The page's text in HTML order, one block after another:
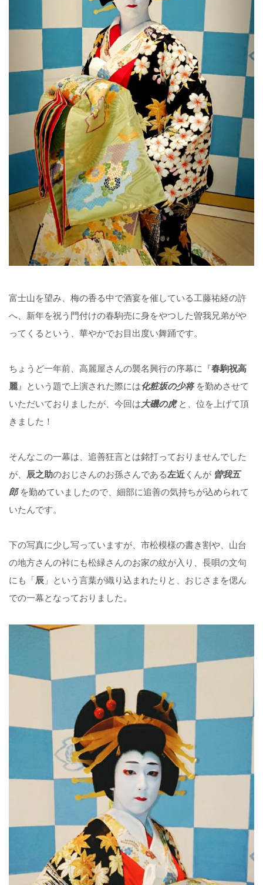
富士山を望み、梅の香る中で酒宴を催している工藤祐経の許
へ、新年を祝う門付けの春駒売に身をやつした曽我兄弟がや
ってくるという、華やかでお目出度い舞踊です。
ちょうど一年前、高麗屋さんの襲名興行の序幕に『春駒祝高
麗 』という題で上演された際には化粧坂の少将を勤めさせて
いただいておりましたが、今回は大磯の虎 と、位を上げて頂
きました！
そんなこの一幕は、追善狂言とは銘打っておりませんでした
が、
辰之助のおじさんのお孫さんである左近 くんが 曽我五
郎 を勤めていましたので、細部に追善の気持ちが込められて
いたんです。
下の写真に少し写っていますが、市松模様の書き割や、山台
の地方さんの裃にも松緑さんのお家の紋が入り、長唄の文句
にも「辰 」という言葉が織り込まれたりと、おじさまを偲ん
での一幕となっておりました。